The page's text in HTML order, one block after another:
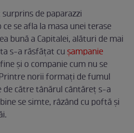
de paparazzi
se afla la masa unei terase
bună a Capitalei, alături de mai
s-a răsfățat cu șampanie
și o companie cum nu se
norii formați de fumul
către tânărul cântăreț s-a
se simte, râzând cu poftă și